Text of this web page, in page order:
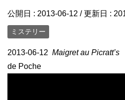
公開日 : 2013-06-12 / 更新日 :
ミステリー
2013-06-12 Maigret au Picratt’s
de Poche